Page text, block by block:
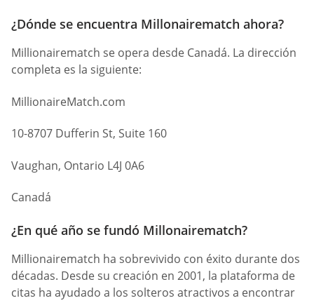
¿Dónde se encuentra Millonairematch ahora?
Millionairematch se opera desde Canadá. La dirección
completa es la siguiente:
MillionaireMatch.com
10-8707 Dufferin St, Suite 160
Vaughan, Ontario L4J 0A6
Canadá
¿En qué año se fundó Millonairematch?
Millionairematch ha sobrevivido con éxito durante dos
décadas. Desde su creación en 2001, la plataforma de
citas ha ayudado a los solteros atractivos a encontrar